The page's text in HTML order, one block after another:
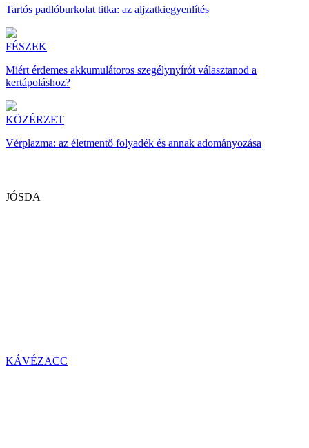
Tartós padlóburkolat titka: az aljzatkiegyenlítés
FÉSZEK
Miért érdemes akkumulátoros szegélynyírót választanod a
kertápoláshoz?
KÖZÉRZET
Vérplazma: az életmentő folyadék és annak adományozása
JÓSDA
KÁVÉZACC